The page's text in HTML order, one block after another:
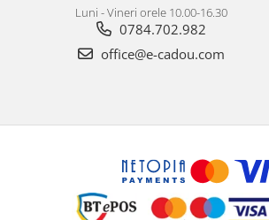
Luni - Vineri orele 10.00-16.30
0784.702.982
office@e-cadou.com